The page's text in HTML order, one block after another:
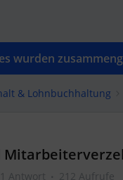
wurden
& Lohnbuchhaltung
1 Antwort 212 Aufrufe